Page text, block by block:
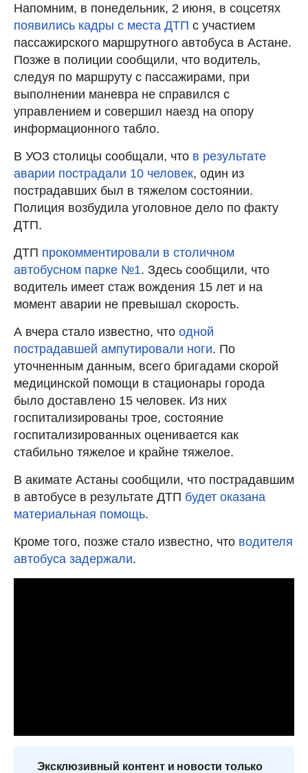
Напомним, в понедельник, 2 июня, в соцсетях
появились кадры с места ДТП с участием
пассажирского маршрутного автобуса в Астане.
Позже в полиции сообщили, что водитель,
следуя по маршруту с пассажирами, при
выполнении маневра не справился с
управлением и совершил наезд на опору
информационного табло.
В УОЗ столицы сообщали, что в результате
аварии пострадали 10 человек, один из
пострадавших был в тяжелом состоянии.
Полиция возбудила уголовное дело по факту
ДТП.
ДТП прокомментировали в столичном
автобусном парке №1. Здесь сообщили, что
водитель имеет стаж вождения 15 лет и на
момент аварии не превышал скорость.
А вчера стало известно, что одной
пострадавшей ампутировали ноги. По
уточненным данным, всего бригадами скорой
медицинской помощи в стационары города
было доставлено 15 человек. Из них
госпитализированы трое, состояние
госпитализированных оценивается как
стабильно тяжелое и крайне тяжелое.
В акимате Астаны сообщили, что пострадавшим
в автобусе в результате ДТП будет оказана
материальная помощь.
Кроме того, позже стало известно, что водителя
автобуса задержали.
Эксклюзивный контент и новости только